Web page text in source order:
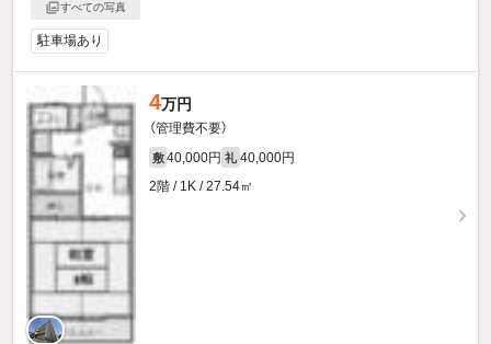
すべての写真
駐車場あり
4万円
（管理費不要）
敷 40,000円 礼 40,000円
2階 / 1K / 27.54㎡